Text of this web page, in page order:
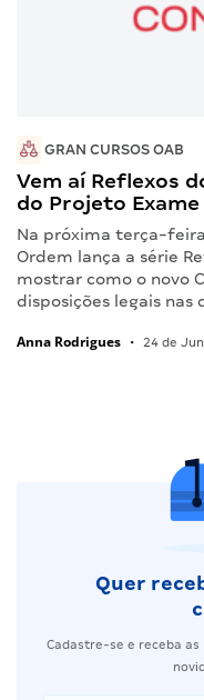
GRAN CURSOS OAB
Vem aí Reflexos
do Projeto
Na próxima terça-
Ordem lança a série
mostrar como o novo
disposições legais nas
Anna Rodrigues • 24 de
Quer
Cadastre-se e receba as